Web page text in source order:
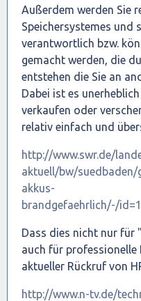
Außerdem werden Sie
Speichersystemes und
verantwortlich bzw.
gemacht werden, die
entstehen die Sie an
Dabei ist es
verkaufen oder
relativ einfach und
http://www.swr.de/
aktuell/bw/
akkus-
brandgefaehrlich/-/
Dass dies nicht nur für
auch für professionelle
aktueller Rückruf von
http://www.n-tv.de/